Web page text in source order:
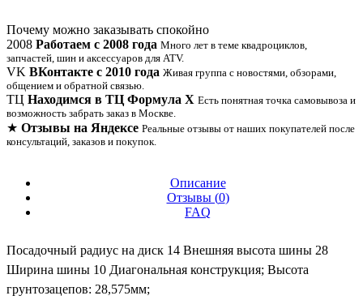
Почему можно заказывать спокойно
2008 Работаем с 2008 года Много лет в теме квадроциклов,
запчастей, шин и аксессуаров для ATV.
VK ВКонтакте с 2010 года Живая группа с новостями, обзорами,
общением и обратной связью.
ТЦ Находимся в ТЦ Формула Х Есть понятная точка самовывоза и
возможность забрать заказ в Москве.
★ Отзывы на Яндексе Реальные отзывы от наших покупателей после
консультаций, заказов и покупок.
Описание
Отзывы (0)
FAQ
Посадочный радиус на диск 14 Внешняя высота шины 28
Ширина шины 10 Диагональная конструкция; Высота
грунтозацепов: 28,575мм;